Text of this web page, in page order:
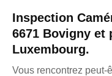
Inspection
6671 Bovigny et
Luxembourg.
Vous rencontrez peut-